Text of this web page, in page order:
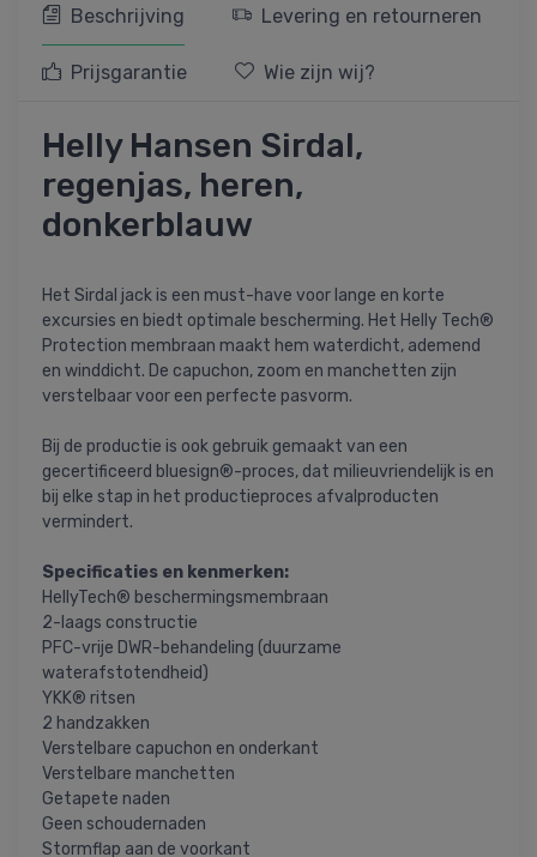
Beschrijving Levering en retourneren
Prijsgarantie Wie zijn wij?
Helly Hansen Sirdal,
regenjas, heren,
donkerblauw
Het Sirdal jack is een must-have voor lange en korte
excursies en biedt optimale bescherming. Het Helly Tech®
Protection membraan maakt hem waterdicht, ademend
en winddicht. De capuchon, zoom en manchetten zijn
verstelbaar voor een perfecte pasvorm.
Bij de productie is ook gebruik gemaakt van een
gecertificeerd bluesign®-proces, dat milieuvriendelijk is en
bij elke stap in het productieproces afvalproducten
vermindert.
Specificaties en kenmerken:
HellyTech® beschermingsmembraan
2-laags constructie
PFC-vrije DWR-behandeling (duurzame
waterafstotendheid)
YKK® ritsen
2 handzakken
Verstelbare capuchon en onderkant
Verstelbare manchetten
Getapete naden
Geen schoudernaden
Stormflap aan de voorkant